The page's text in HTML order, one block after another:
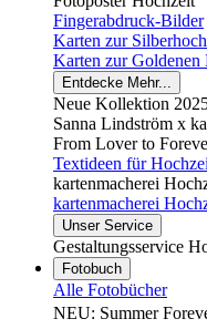
Fingerabdruck-Bilder
Karten zur
Karten zur Goldenen
Entdecke Mehr...
Neue Kollektion
Sanna Lindström x
From Lover to
Textideen für
kartenmacherei
kartenmacherei
Unser Service
Gestaltungsservice
Fotobuch
Alle Fotobücher
NEU: Summer